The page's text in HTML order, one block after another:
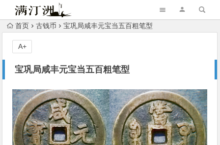
首页 古钱币 宝巩局咸丰元宝当五百粗笔型
宝巩局咸丰元宝当五百粗笔型
A+